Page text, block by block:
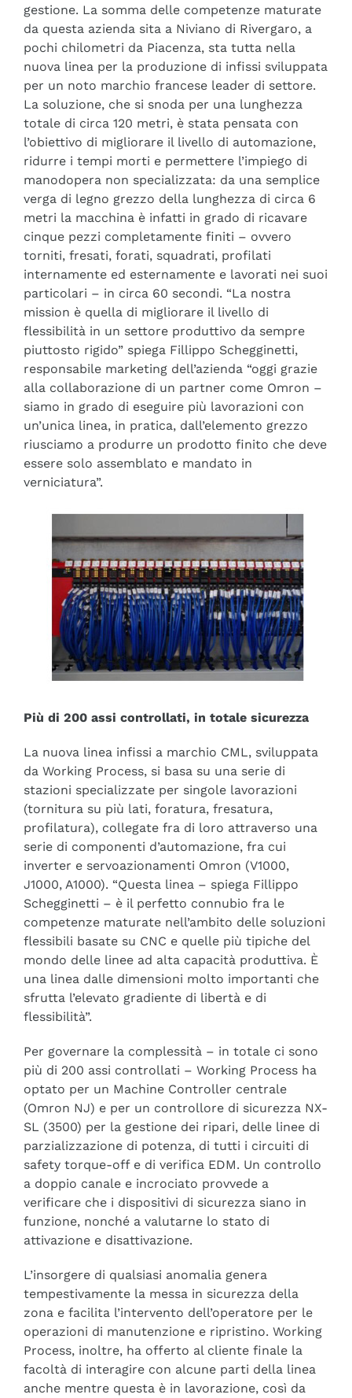
gestione. La somma delle competenze maturate
da questa azienda sita a Niviano di Rivergaro, a
pochi chilometri da Piacenza, sta tutta nella
nuova linea per la produzione di infissi sviluppata
per un noto marchio francese leader di settore.
La soluzione, che si snoda per una lunghezza
totale di circa 120 metri, è stata pensata con
l’obiettivo di migliorare il livello di automazione,
ridurre i tempi morti e permettere l’impiego di
manodopera non specializzata: da una semplice
verga di legno grezzo della lunghezza di circa 6
metri la macchina è infatti in grado di ricavare
cinque pezzi completamente finiti – ovvero
torniti, fresati, forati, squadrati, profilati
internamente ed esternamente e lavorati nei suoi
particolari – in circa 60 secondi. “La nostra
mission è quella di migliorare il livello di
flessibilità in un settore produttivo da sempre
piuttosto rigido” spiega Fillippo Schegginetti,
responsabile marketing dell’azienda “oggi grazie
alla collaborazione di un partner come Omron –
siamo in grado di eseguire più lavorazioni con
un’unica linea, in pratica, dall’elemento grezzo
riusciamo a produrre un prodotto finito che deve
essere solo assemblato e mandato in
verniciatura”.
Più di 200 assi controllati, in totale sicurezza
La nuova linea infissi a marchio CML, sviluppata
da Working Process, si basa su una serie di
stazioni specializzate per singole lavorazioni
(tornitura su più lati, foratura, fresatura,
profilatura), collegate fra di loro attraverso una
serie di componenti d’automazione, fra cui
inverter e servoazionamenti Omron (V1000,
J1000, A1000). “Questa linea – spiega Fillippo
Schegginetti – è il perfetto connubio fra le
competenze maturate nell’ambito delle soluzioni
flessibili basate su CNC e quelle più tipiche del
mondo delle linee ad alta capacità produttiva. È
una linea dalle dimensioni molto importanti che
sfrutta l’elevato gradiente di libertà e di
flessibilità”.
Per governare la complessità – in totale ci sono
più di 200 assi controllati – Working Process ha
optato per un Machine Controller centrale
(Omron NJ) e per un controllore di sicurezza NX-
SL (3500) per la gestione dei ripari, delle linee di
parzializzazione di potenza, di tutti i circuiti di
safety torque-off e di verifica EDM. Un controllo
a doppio canale e incrociato provvede a
verificare che i dispositivi di sicurezza siano in
funzione, nonché a valutarne lo stato di
attivazione e disattivazione.
L’insorgere di qualsiasi anomalia genera
tempestivamente la messa in sicurezza della
zona e facilita l’intervento dell’operatore per le
operazioni di manutenzione e ripristino. Working
Process, inoltre, ha offerto al cliente finale la
facoltà di interagire con alcune parti della linea
anche mentre questa è in lavorazione, così da